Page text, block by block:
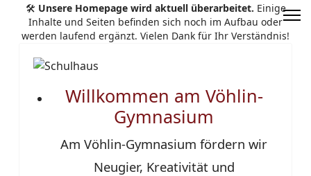
🛠️ Unsere Homepage wird aktuell überarbeitet. Einige
Inhalte und Seiten befinden sich noch im Aufbau oder
werden laufend ergänzt. Vielen Dank für Ihr Verständnis!
Willkommen am Vöhlin-
Gymnasium
Am Vöhlin-Gymnasium fördern wir
Neugier, Kreativität und